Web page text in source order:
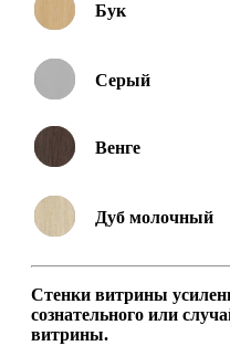
Бук
Серый
Венге
Дуб молочный
Стенки витрины
сознательного или
витрины.